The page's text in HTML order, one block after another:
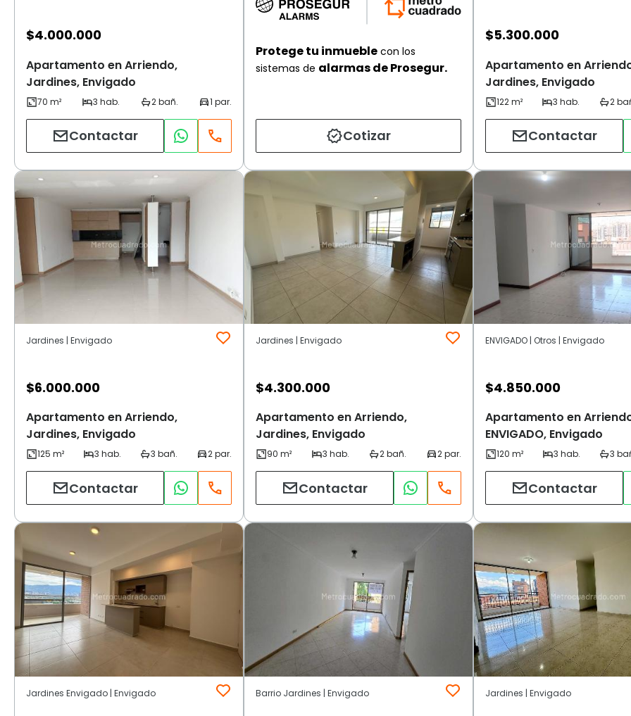
$4.000.000
Apartamento en Arriendo,
Jardines, Envigado
Contactar
Protege tu inmueble con los
sistemas de alarmas de Prosegur.
Cotizar
$5.300.000
Apartamento en
Jardines, Envigado
Contactar
Jardines | Envigado
$6.000.000
Apartamento en Arriendo,
Jardines, Envigado
Contactar
Jardines | Envigado
$4.300.000
Apartamento en Arriendo,
Jardines, Envigado
Contactar
ENVIGADO | Otros | Envigado
$4.850.000
Apartamento en
ENVIGADO, Envigado
Contactar
Jardines Envigado | Envigado Barrio Jardines | Envigado Jardines | Envigado